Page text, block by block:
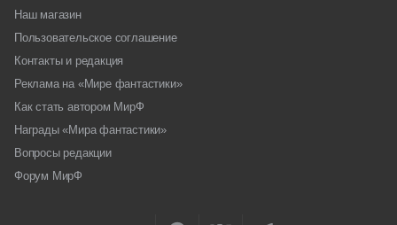
Наш магазин
Пользовательское соглашение
Контакты и редакция
Реклама на «Мире фантастики»
Как стать автором МирФ
Награды «Мира фантастики»
Вопросы редакции
Форум МирФ